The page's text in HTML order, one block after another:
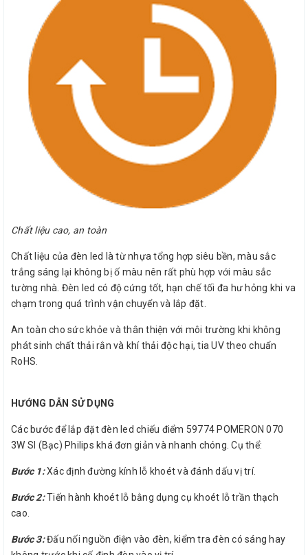
Chất liệu cao, an toàn
Chất liệu của đèn led là từ nhựa tổng hợp siêu bền, màu sắc
trắng sáng lại không bị ố màu nên rất phù hợp với màu sắc
tường nhà. Đèn led có độ cứng tốt, hạn chế tối đa hư hỏng khi va
chạm trong quá trình vận chuyển và lắp đặt.
An toàn cho sức khỏe và thân thiện với môi trường khi không
phát sinh chất thải rắn và khí thải độc hại, tia UV theo chuẩn
RoHS.
HƯỚNG DẪN SỬ DỤNG
Các bước để lắp đặt đèn led chiếu điểm 59774 POMERON 070
3W SI (Bạc) Philips khá đơn giản và nhanh chóng. Cụ thể:
Bước 1:Xác định đường kính lỗ khoét và đánh dấu vị trí.
Bước 2:Tiến hành khoét lỗ bằng dụng cụ khoét lỗ trần thạch
cao.
Bước 3:Đấu nối nguồn điện vào đèn, kiểm tra đèn có sáng hay